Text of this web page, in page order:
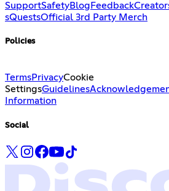
SupportSafetyBlog Feedback
sQuestsOfficial 3rd Party Merch
Policies
TermsPrivacyCookie
SettingsGuidelines
Information
Social